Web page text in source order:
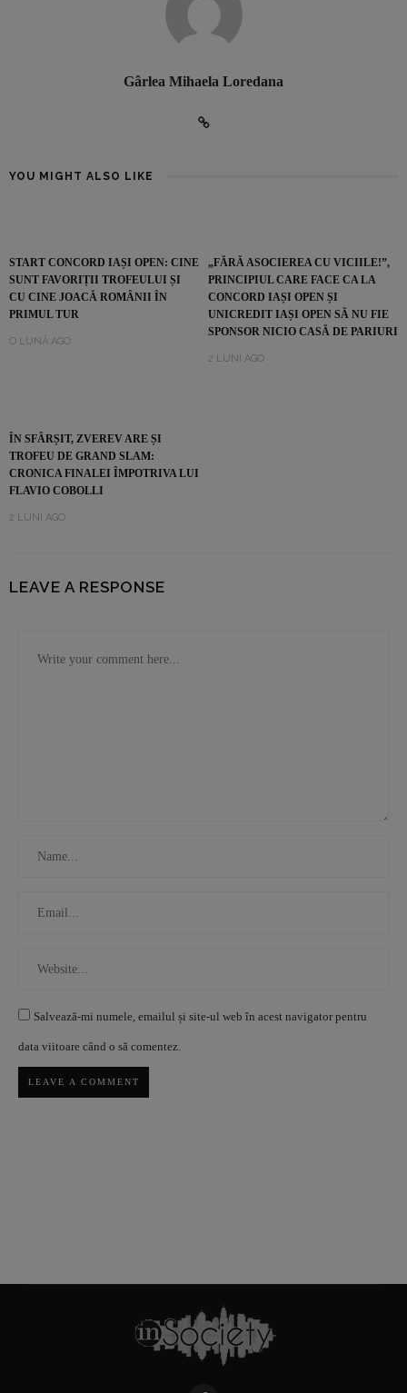
Gârlea Mihaela Loredana
YOU MIGHT ALSO LIKE
START CONCORD IAȘI OPEN: CINE
SUNT FAVORIȚII TROFEULUI ȘI
CU CINE JOACĂ ROMÂNII ÎN
PRIMUL TUR
O LUNĂ AGO
„FĂRĂ ASOCIEREA CU VICIILE!”,
PRINCIPIUL CARE FACE CA LA
CONCORD IAȘI OPEN ȘI
UNICREDIT IAȘI OPEN SĂ NU FIE
SPONSOR NICIO CASĂ DE PARIURI
2 LUNI AGO
ÎN SFÂRȘIT, ZVEREV ARE ȘI
TROFEU DE GRAND SLAM:
CRONICA FINALEI ÎMPOTRIVA LUI
FLAVIO COBOLLI
2 LUNI AGO
LEAVE A RESPONSE
Salvează-mi numele, emailul și site-ul web în acest navigator pentru
data viitoare când o să comentez.